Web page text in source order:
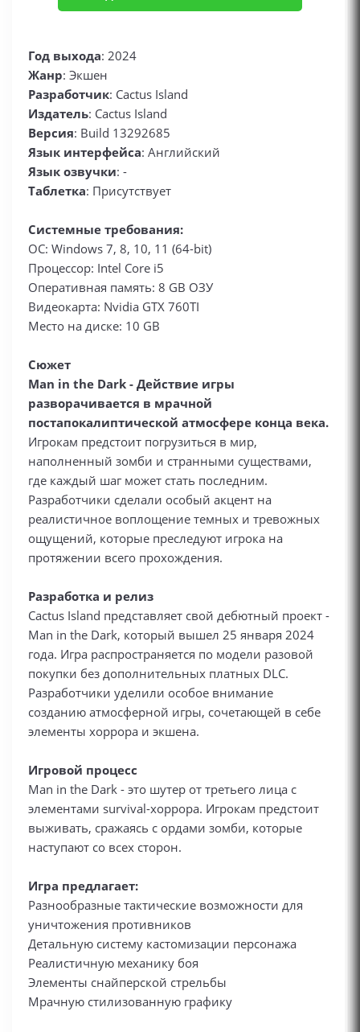
Год выхода: 2024
Жанр: Экшен
Разработчик: Cactus Island
Издатель: Cactus Island
Версия: Build 13292685
Язык интерфейса: Английский
Язык озвучки: -
Таблетка: Присутствует
Системные требования:
ОС: Windows 7, 8, 10, 11 (64-bit)
Процессор: Intel Core i5
Оперативная память: 8 GB ОЗУ
Видеокарта: Nvidia GTX 760TI
Место на диске: 10 GB
Сюжет
Man in the Dark - Действие игры
разворачивается в мрачной
постапокалиптической атмосфере конца века.
Игрокам предстоит погрузиться в мир,
наполненный зомби и странными существами,
где каждый шаг может стать последним.
Разработчики сделали особый акцент на
реалистичное воплощение темных и тревожных
ощущений, которые преследуют игрока на
протяжении всего прохождения.
Разработка и релиз
Cactus Island представляет свой дебютный проект -
Man in the Dark, который вышел 25 января 2024
года. Игра распространяется по модели разовой
покупки без дополнительных платных DLC.
Разработчики уделили особое внимание
созданию атмосферной игры, сочетающей в себе
элементы хоррора и экшена.
Игровой процесс
Man in the Dark - это шутер от третьего лица с
элементами survival-хоррора. Игрокам предстоит
выживать, сражаясь с ордами зомби, которые
наступают со всех сторон.
Игра предлагает:
Разнообразные тактические возможности для
уничтожения противников
Детальную систему кастомизации персонажа
Реалистичную механику боя
Элементы снайперской стрельбы
Мрачную стилизованную графику